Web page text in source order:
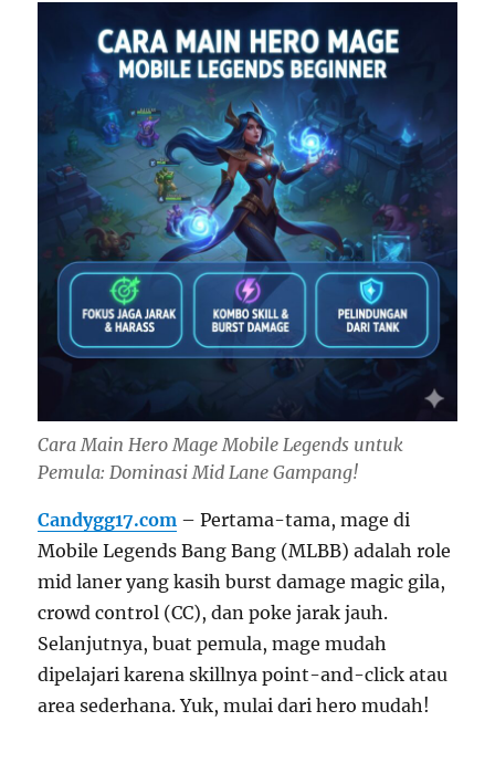
Cara Main Hero Mage Mobile Legends untuk
Pemula: Dominasi Mid Lane Gampang!
Candygg17.com – Pertama-tama, mage di
Mobile Legends Bang Bang (MLBB) adalah role
mid laner yang kasih burst damage magic gila,
crowd control (CC), dan poke jarak jauh.
Selanjutnya, buat pemula, mage mudah
dipelajari karena skillnya point-and-click atau
area sederhana. Yuk, mulai dari hero mudah!